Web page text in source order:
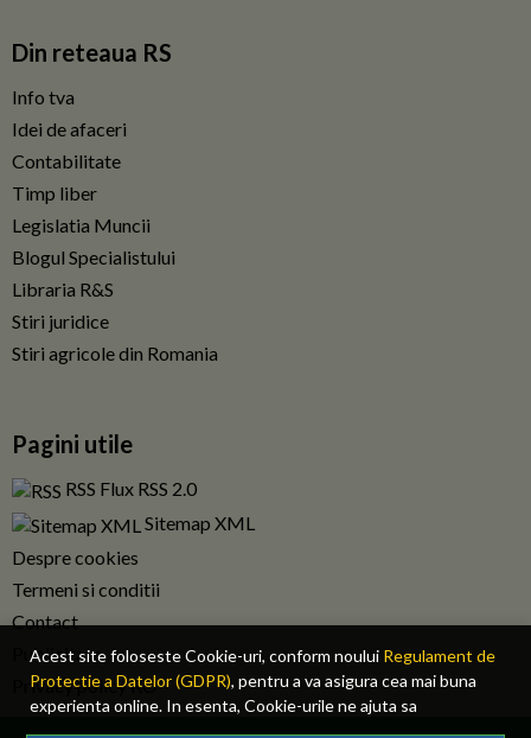
Acest site foloseste Cookie-uri, conform noului Regulament de
Protectie a Datelor (GDPR), pentru a va asigura cea mai buna
experienta online. In esenta, Cookie-urile ne ajuta sa
imbunatatim continutul de pe site, oferindu-va dvs., cititorul, o
Din reteaua RS
Info tva
Idei de afaceri
Contabilitate
Timp liber
Legislatia Muncii
Blogul Specialistului
Libraria R&S
Stiri juridice
Stiri agricole din Romania
Pagini utile
RSS Flux RSS 2.0
Sitemap XML
Despre cookies
Termeni si conditii
Contact
Publicitate
Privacy policy RO